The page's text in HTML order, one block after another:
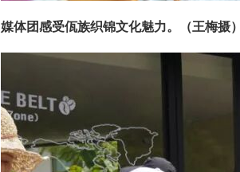
媒体团感受佤族织锦文化魅力。（王梅摄